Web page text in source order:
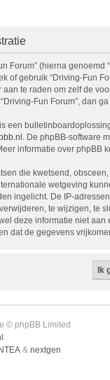
Forum” (hierna genoemd
of gebruik “Driving-Fun
te raden om zelf de
Fun Forum”, dan
een
. De phpBB-software
informatie over phpBB
die kwetsend,
wetgeving
ingelicht. De IP-
te wijzigen, te
deze informatie niet
dat de gegevens
© phpBB Limited
.
& nextgen